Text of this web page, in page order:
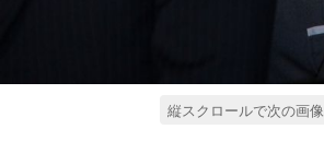
縦スクロールで次の画像